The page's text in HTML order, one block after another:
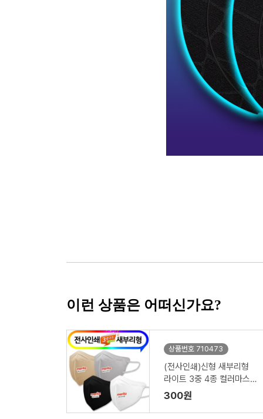
이런 상품은 어떠신가요?
상품번호 710473
(전사인쇄)신형 새부리형
라이트 3중 4종 컬러마스크
대형
300원